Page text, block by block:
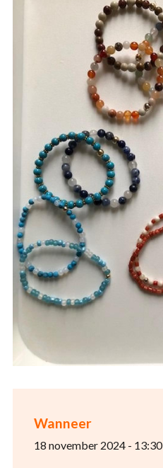
Wanneer
18 november 2024 - 13:30